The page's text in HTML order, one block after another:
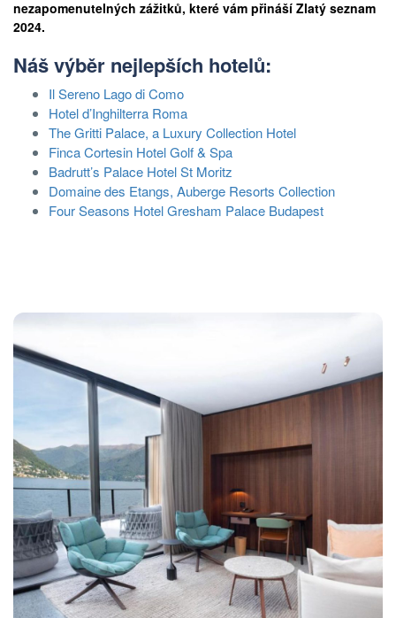
nezapomenutelných zážitků, které vám přináší Zlatý seznam
2024.
Náš výběr nejlepších hotelů:
Il Sereno Lago di Como
Hotel d’Inghilterra Roma
The Gritti Palace, a Luxury Collection Hotel
Finca Cortesin Hotel Golf & Spa
Badrutt’s Palace Hotel St Moritz
Domaine des Etangs, Auberge Resorts Collection
Four Seasons Hotel Gresham Palace Budapest